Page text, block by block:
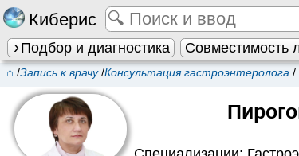
Киберис
Подбор и диагностика Совместимость
⌂ /Запись к врачу/Консультация гастроэнтеролога/